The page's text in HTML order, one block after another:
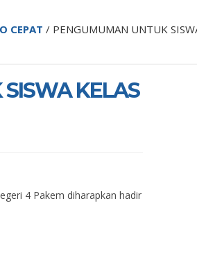
CEPAT / PENGUMUMAN UNTUK
KELAS
4 Pakem diharapkan hadir